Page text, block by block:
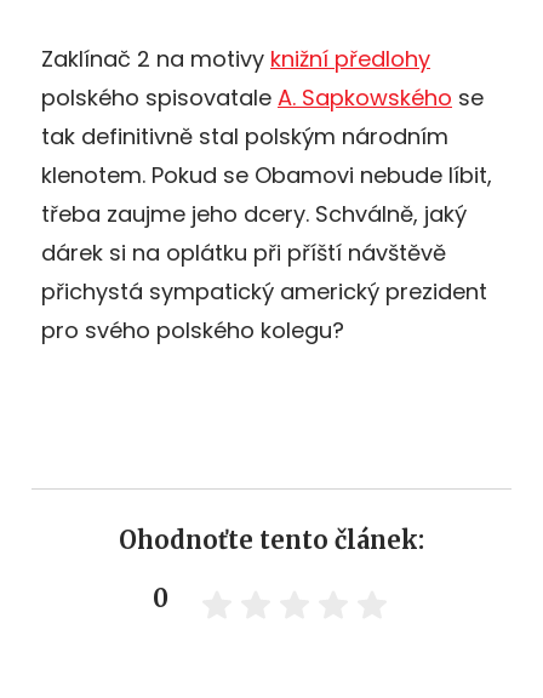
Zaklínač 2 na motivy knižní předlohy
polského spisovatale A. Sapkowského se
tak definitivně stal polským národním
klenotem. Pokud se Obamovi nebude líbit,
třeba zaujme jeho dcery. Schválně, jaký
dárek si na oplátku při příští návštěvě
přichystá sympatický americký prezident
pro svého polského kolegu?
Ohodnoťte tento článek:
0